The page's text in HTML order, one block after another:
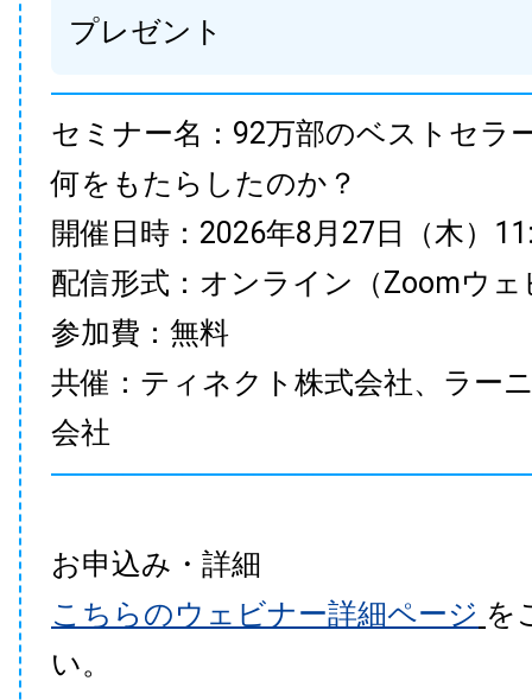
プレゼント
セミナー名：92万部のベストセラ
何をもたらしたのか？
開催日時：2026年8月27日（木）
配信形式：オンライン（Zoomウェ
参加費：無料
共催：ティネクト株式会社、ラー
会社
お申込み・詳細
こちらのウェビナー詳細ページ を
い。